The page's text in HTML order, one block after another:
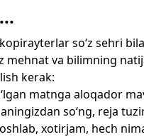
so‘z sehri
va bilimning
kerak:
matnga aloqador
so‘ng, reja
xotirjam, hech